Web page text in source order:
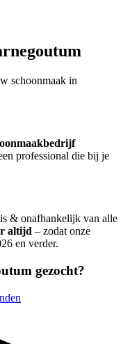
schoonmaak in
professional die bij je
& onafhankelijk van alle
altijd – zodat onze
en verder.
gezocht?